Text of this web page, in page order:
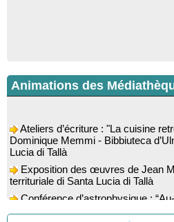
Animations des
Dominique Memmi - Bibbiuteca
Lucia di Tallà
territuriale di Santa Lucia di Tallà
l’astrophysicien Paul Guerrini -
Bicchisgià